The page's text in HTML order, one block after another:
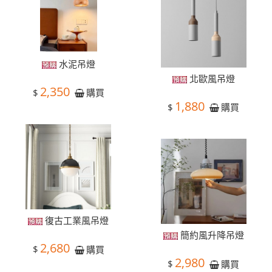
水泥吊燈
$ 2,350 購買
北歐風吊燈
$ 1,880 購買
復古工業風吊燈
$ 2,680 購買
簡約風升降吊燈
$ 2,980 購買